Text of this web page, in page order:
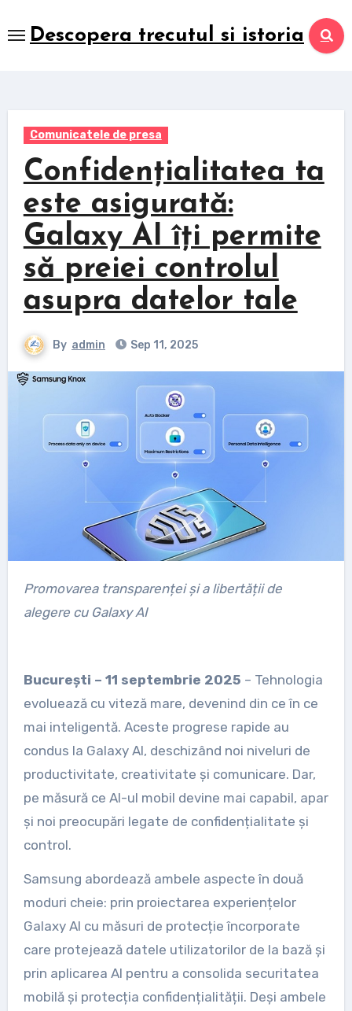
to
Descopera trecutul si istoria
Comunicatele de presa
Confidențialitatea ta
este asigurată:
Galaxy AI îți permite
să preiei controlul
asupra datelor tale
By admin Sep 11, 2025
Promovarea transparenței și a libertății de
alegere cu Galaxy AI
București – 11 septembrie 2025 – Tehnologia
evoluează cu viteză mare, devenind din ce în ce
mai inteligentă. Aceste progrese rapide au
condus la Galaxy AI, deschizând noi niveluri de
productivitate, creativitate și comunicare. Dar,
pe măsură ce AI-ul mobil devine mai capabil, apar
și noi preocupări legate de confidențialitate și
control.
Samsung abordează ambele aspecte în două
moduri cheie: prin proiectarea experiențelor
Galaxy AI cu măsuri de protecție încorporate
care protejează datele utilizatorilor de la bază și
prin aplicarea AI pentru a consolida securitatea
mobilă și protecția confidențialității. Deși ambele